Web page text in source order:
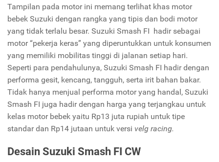
Tampilan pada motor ini memang terlihat khas motor
bebek Suzuki dengan rangka yang tipis dan bodi motor
yang tidak terlalu besar. Suzuki Smash FI hadir sebagai
motor “pekerja keras” yang diperuntukkan untuk konsumen
yang memiliki mobilitas tinggi di jalanan setiap hari.
Seperti para pendahulunya, Suzuki Smash FI hadir dengan
performa gesit, kencang, tangguh, serta irit bahan bakar.
Tidak hanya menjual performa motor yang handal, Suzuki
Smash FI juga hadir dengan harga yang terjangkau untuk
kelas motor bebek yaitu Rp13 juta rupiah untuk tipe
standar dan Rp14 jutaan untuk versi velg racing.
Desain Suzuki Smash FI CW